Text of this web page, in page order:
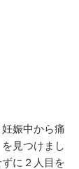
娠中から痛
見つけまし
に２人目を